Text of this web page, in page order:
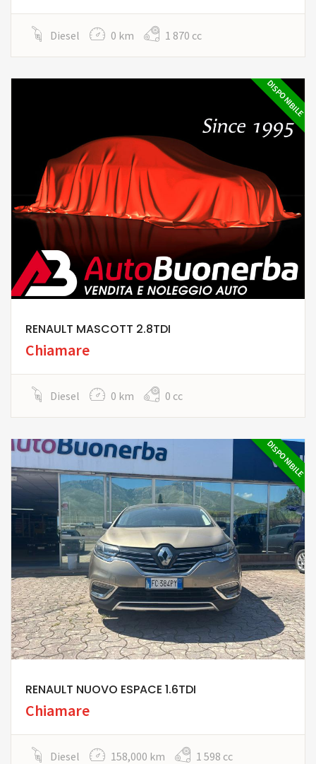
Diesel 0 km 1 870 cc
DISPONIBILE
RENAULT MASCOTT 2.8TDI
Chiamare
Diesel 0 km 0 cc
DISPONIBILE
RENAULT NUOVO ESPACE 1.6TDI
Chiamare
Diesel 158,000 km 1 598 cc